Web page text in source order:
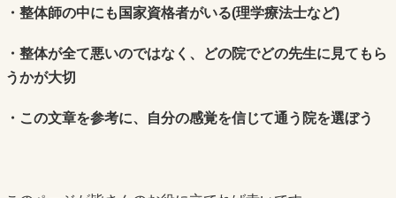
・整体師の中にも国家資格者がいる(理学療法士など)
・整体が全て悪いのではなく、どの院でどの先生に見てもら
うかが大切
・この文章を参考に、自分の感覚を信じて通う院を選ぼう